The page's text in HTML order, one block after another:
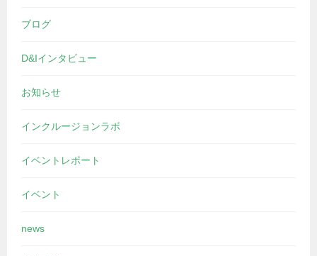
ブログ
D&Iインタビュー
お知らせ
インクルージョンラボ
イベントレポート
イベント
news